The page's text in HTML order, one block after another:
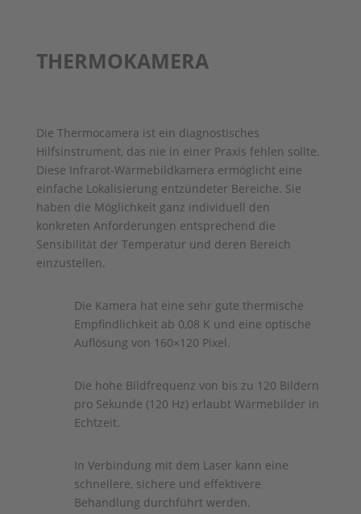
THERMOKAMERA
Die Thermocamera ist ein diagnostisches
Hilfsinstrument, das nie in einer Praxis fehlen sollte.
Diese Infrarot-Wärmebildkamera ermöglicht eine
einfache Lokalisierung entzündeter Bereiche. Sie
haben die Möglichkeit ganz individuell den
konkreten Anforderungen entsprechend die
Sensibilität der Temperatur und deren Bereich
einzustellen.
Die Kamera hat eine sehr gute thermische
Empfindlichkeit ab 0,08 K und eine optische
Auflösung von 160×120 Pixel.
Die hohe Bildfrequenz von bis zu 120 Bildern
pro Sekunde (120 Hz) erlaubt Wärmebilder in
Echtzeit.
In Verbindung mit dem Laser kann eine
schnellere, sichere und effektivere
Behandlung durchführt werden.